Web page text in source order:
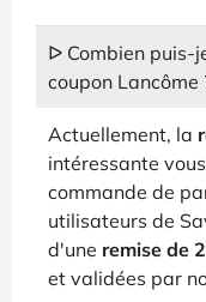
ᐅ Combien puis-
coupon Lancôme
Actuellement, la
intéressante
commande de
utilisateurs de
d'une remise de
et validées par